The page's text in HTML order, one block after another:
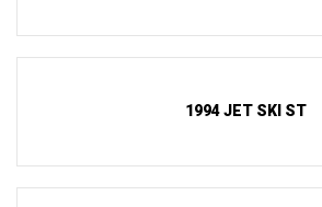
1994 JET SKI ST